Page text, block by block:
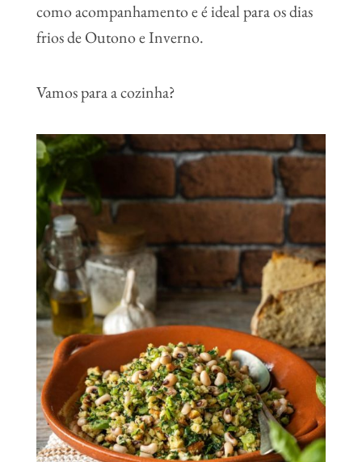
como acompanhamento e é ideal para os dias
frios de Outono e Inverno.
Vamos para a cozinha?